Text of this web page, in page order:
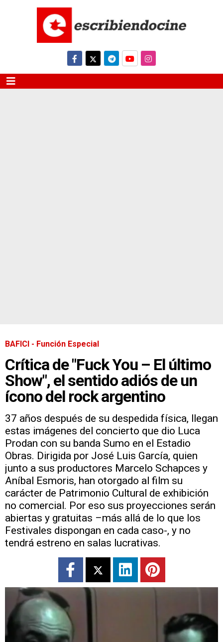
BAFICI - Función Especial
Crítica de "Fuck You – El último
Show", el sentido adiós de un
ícono del rock argentino
37 años después de su despedida física, llegan
estas imágenes del concierto que dio Luca
Prodan con su banda Sumo en el Estadio
Obras. Dirigida por José Luis García, quien
junto a sus productores Marcelo Schapces y
Aníbal Esmoris, han otorgado al film su
carácter de Patrimonio Cultural de exhibición
no comercial. Por eso sus proyecciones serán
abiertas y gratuitas –más allá de lo que los
Festivales dispongan en cada caso-, y no
tendrá estreno en salas lucrativas.